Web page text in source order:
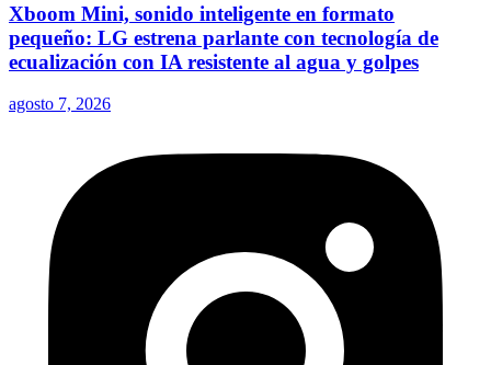
Xboom Mini, sonido inteligente en formato
pequeño: LG estrena parlante con tecnología de
ecualización con IA resistente al agua y golpes
agosto 7, 2026